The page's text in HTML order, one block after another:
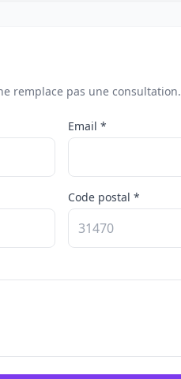
remplace pas une consultation.
Email *
Code postal *